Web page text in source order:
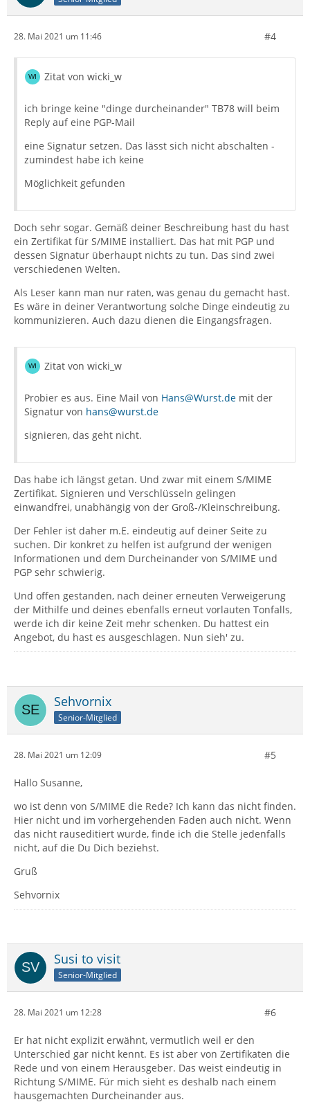
28. Mai 2021 um 11:46 #4
Zitat von wicki_w
ich bringe keine "dinge durcheinander" TB78 will beim
Reply auf eine PGP-Mail
eine Signatur setzen. Das lässt sich nicht abschalten -
zumindest habe ich keine
Möglichkeit gefunden
Doch sehr sogar. Gemäß deiner Beschreibung hast du hast
ein Zertifikat für S/MIME installiert. Das hat mit PGP und
dessen Signatur überhaupt nichts zu tun. Das sind zwei
verschiedenen Welten.
Als Leser kann man nur raten, was genau du gemacht hast.
Es wäre in deiner Verantwortung solche Dinge eindeutig zu
kommunizieren. Auch dazu dienen die Eingangsfragen.
Zitat von wicki_w
Probier es aus. Eine Mail von Hans@Wurst.de mit der
Signatur von hans@wurst.de
signieren, das geht nicht.
Das habe ich längst getan. Und zwar mit einem S/MIME
Zertifikat. Signieren und Verschlüsseln gelingen
einwandfrei, unabhängig von der Groß-/Kleinschreibung.
Der Fehler ist daher m.E. eindeutig auf deiner Seite zu
suchen. Dir konkret zu helfen ist aufgrund der wenigen
Informationen und dem Durcheinander von S/MIME und
PGP sehr schwierig.
Und offen gestanden, nach deiner erneuten Verweigerung
der Mithilfe und deines ebenfalls erneut vorlauten Tonfalls,
werde ich dir keine Zeit mehr schenken. Du hattest ein
Angebot, du hast es ausgeschlagen. Nun sieh' zu.
Sehvornix
Senior-Mitglied
28. Mai 2021 um 12:09 #5
Hallo Susanne,
wo ist denn von S/MIME die Rede? Ich kann das nicht finden.
Hier nicht und im vorhergehenden Faden auch nicht. Wenn
das nicht rauseditiert wurde, finde ich die Stelle jedenfalls
nicht, auf die Du Dich beziehst.
Gruß
Sehvornix
Susi to visit
Senior-Mitglied
28. Mai 2021 um 12:28 #6
Er hat nicht explizit erwähnt, vermutlich weil er den
Unterschied gar nicht kennt. Es ist aber von Zertifikaten die
Rede und von einem Herausgeber. Das weist eindeutig in
Richtung S/MIME. Für mich sieht es deshalb nach einem
hausgemachten Durcheinander aus.